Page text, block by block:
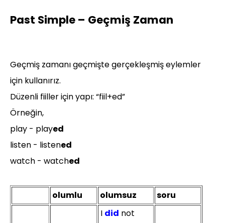
Past Simple – Geçmiş Zaman
Geçmiş zamanı geçmişte gerçekleşmiş eylemler
için kullanırız.
Düzenli fiiller için yapı: “fiil+ed”
Örneğin,
play - played
listen - listened
watch - watched
olumlu olumsuz soru
I did not